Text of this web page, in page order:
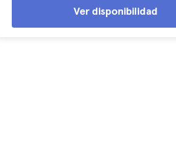
Ver disponibilidad